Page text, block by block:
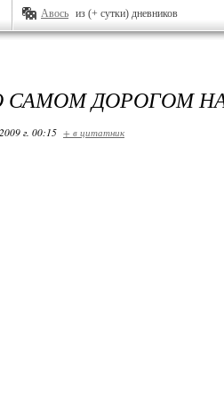
Авось из (+ сутки) дневников
ДОРОГОМ
г. 00:15 + в цитатник